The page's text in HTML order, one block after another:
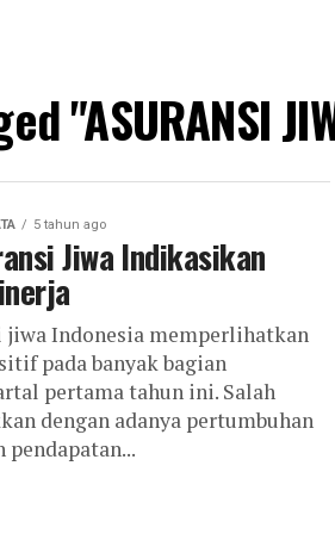
"ASURANSI
5 tahun ago
Jiwa Indikasikan
Indonesia memperlihatkan
pada banyak bagian
pertama tahun ini. Salah
dengan adanya pertumbuhan